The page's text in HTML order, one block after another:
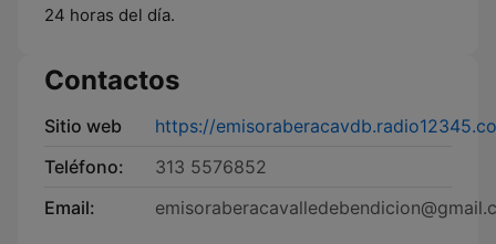
24 horas del día.
Contactos
Sitio web
https://
Teléfono:
313 5576852
Email: